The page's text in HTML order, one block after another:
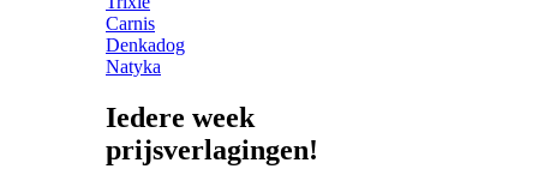
Carnis
Denkadog
Natyka
Iedere week
prijsverlagingen!